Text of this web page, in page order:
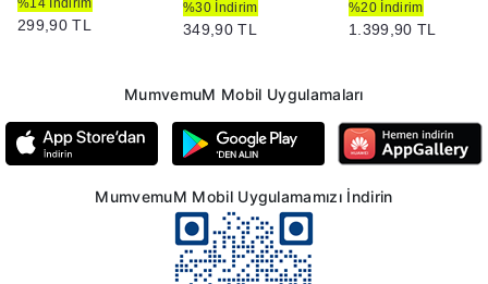
299,90 TL
%30 İndirim
349,90 TL
%20 İndirim
1.399,90 TL
MumvemuM Mobil Uygulamaları
MumvemuM Mobil Uygulamamızı İndirin